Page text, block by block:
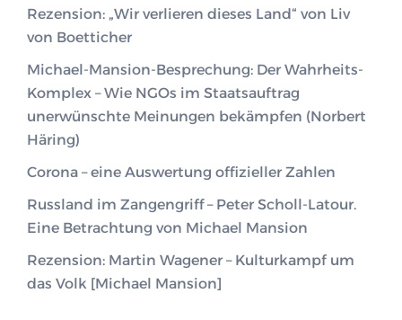
Rezension: „Wir verlieren dieses Land“ von Liv
von Boetticher
Michael-Mansion-Besprechung: Der Wahrheits-
Komplex – Wie NGOs im Staatsauftrag
unerwünschte Meinungen bekämpfen (Norbert
Häring)
Corona – eine Auswertung offizieller Zahlen
Russland im Zangengriff – Peter Scholl-Latour.
Eine Betrachtung von Michael Mansion
Rezension: Martin Wagener – Kulturkampf um
das Volk [Michael Mansion]